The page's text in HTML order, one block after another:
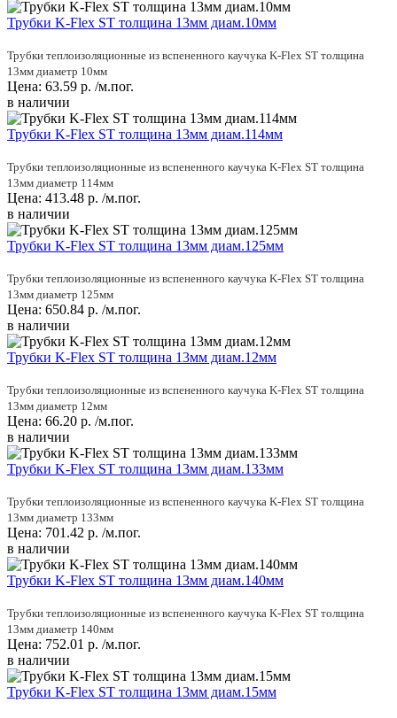
Трубки K-Flex ST толщина 13мм диам.10мм
Трубки теплоизоляционные из вспененного каучука K-Flex ST толщина
13мм диаметр 10мм
Цена: 63.59 р. /м.пог.
в наличии
Трубки K-Flex ST толщина 13мм диам.114мм
Трубки теплоизоляционные из вспененного каучука K-Flex ST толщина
13мм диаметр 114мм
Цена: 413.48 р. /м.пог.
в наличии
Трубки K-Flex ST толщина 13мм диам.125мм
Трубки теплоизоляционные из вспененного каучука K-Flex ST толщина
13мм диаметр 125мм
Цена: 650.84 р. /м.пог.
в наличии
Трубки K-Flex ST толщина 13мм диам.12мм
Трубки теплоизоляционные из вспененного каучука K-Flex ST толщина
13мм диаметр 12мм
Цена: 66.20 р. /м.пог.
в наличии
Трубки K-Flex ST толщина 13мм диам.133мм
Трубки теплоизоляционные из вспененного каучука K-Flex ST толщина
13мм диаметр 133мм
Цена: 701.42 р. /м.пог.
в наличии
Трубки K-Flex ST толщина 13мм диам.140мм
Трубки теплоизоляционные из вспененного каучука K-Flex ST толщина
13мм диаметр 140мм
Цена: 752.01 р. /м.пог.
в наличии
Трубки K-Flex ST толщина 13мм диам.15мм